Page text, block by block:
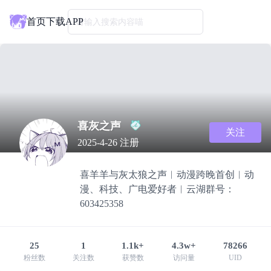
首页下载APP请输入搜索内容喵
喜灰之声
2025-4-26 注册
关注
喜羊羊与灰太狼之声︱动漫跨晚首创︱动
漫、科技、广电爱好者︱云湖群号：
603425358
25
粉丝数
1
关注数
1.1k+
获赞数
4.3w+
访问量
78266
UID